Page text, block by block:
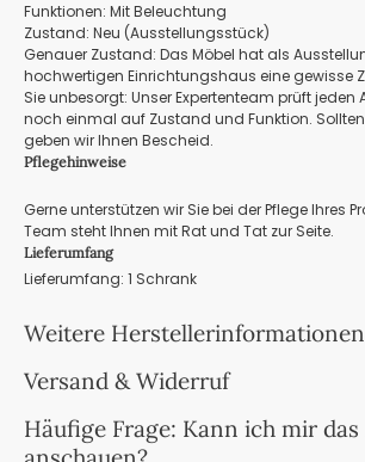
Funktionen: Mit Beleuchtung
Zustand: Neu (Ausstellungsstück)
Genauer Zustand: Das Möbel hat als
hochwertigen Einrichtungshaus eine gewisse
Sie unbesorgt: Unser Expertenteam prüft jeden
noch einmal auf Zustand und Funktion.
geben wir Ihnen Bescheid.
Pflegehinweise
Gerne unterstützen wir Sie bei der Pflege Ihres
Team steht Ihnen mit Rat und Tat zur Seite.
Lieferumfang
Lieferumfang: 1 Schrank
Weitere Herstellerinformationen
Versand & Widerruf
Häufige Frage: Kann ich mir